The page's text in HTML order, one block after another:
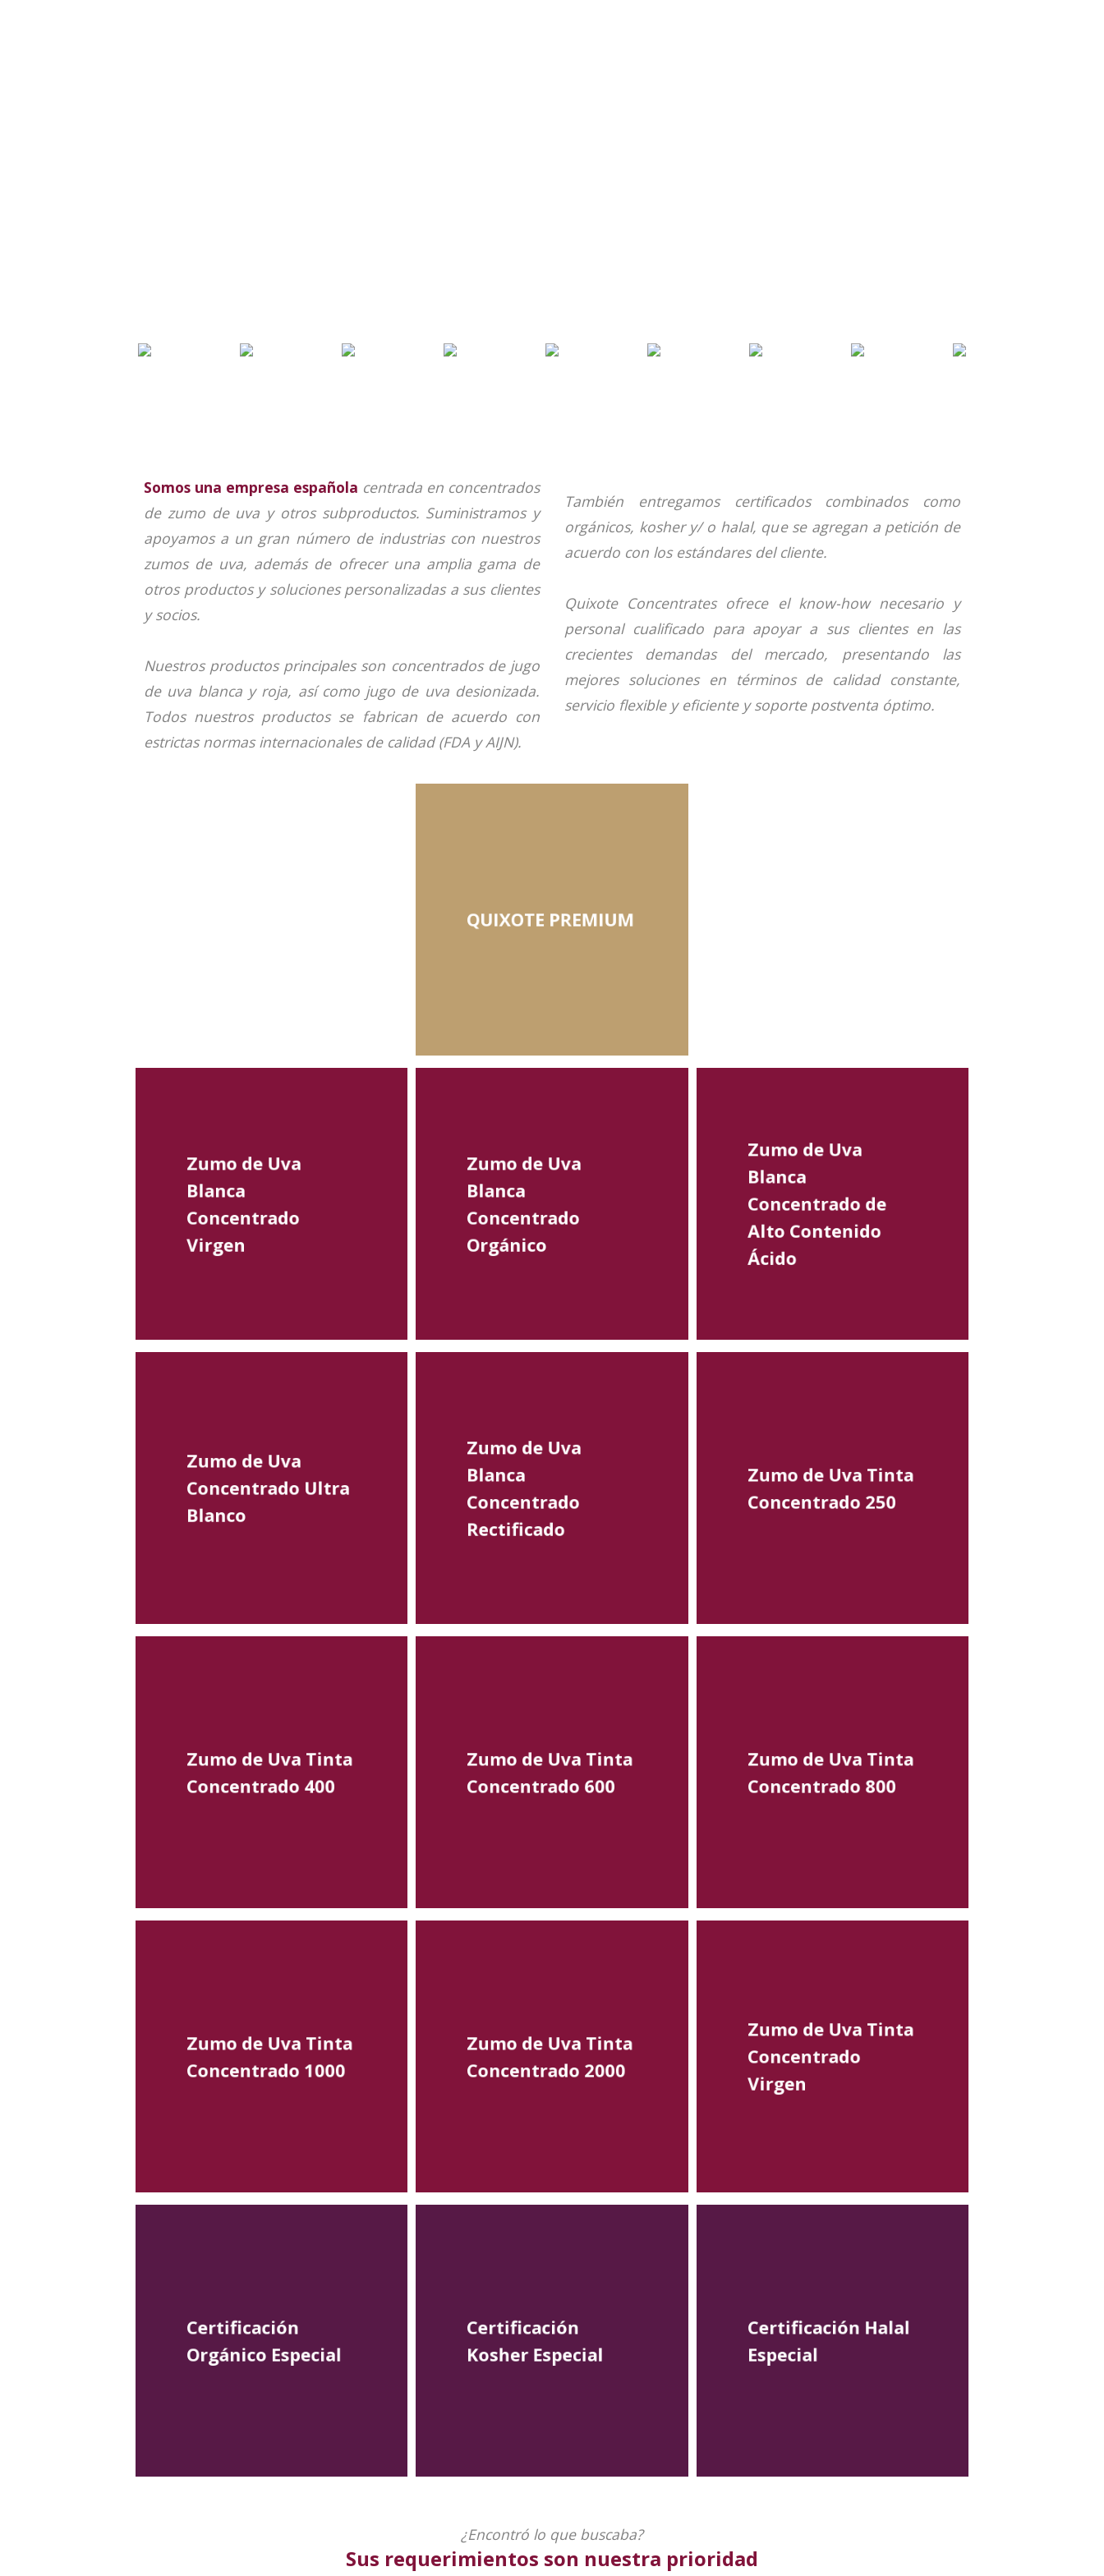
Somos una empresa española centrada en concentrados
de zumo de uva y otros subproductos. Suministramos y
apoyamos a un gran número de industrias con nuestros
zumos de uva, además de ofrecer una amplia gama de
otros productos y soluciones personalizadas a sus clientes
y socios.
Nuestros productos principales son concentrados de jugo
de uva blanca y roja, así como jugo de uva desionizada.
Todos nuestros productos se fabrican de acuerdo con
estrictas normas internacionales de calidad (FDA y AIJN).
También entregamos certificados combinados como
orgánicos, kosher y/ o halal, que se agregan a petición de
acuerdo con los estándares del cliente.
Quixote Concentrates ofrece el know-how necesario y
personal cualificado para apoyar a sus clientes en las
crecientes demandas del mercado, presentando las
mejores soluciones en términos de calidad constante,
servicio flexible y eficiente y soporte postventa óptimo.
QUIXOTE PREMIUM
Zumo de Uva
Blanca
Concentrado
Virgen
Zumo de Uva
Blanca
Concentrado
Orgánico
Zumo de Uva
Blanca
Concentrado de
Alto Contenido
Ácido
Zumo de Uva
Concentrado Ultra
Blanco
Zumo de Uva
Blanca
Concentrado
Rectificado
Zumo de Uva Tinta
Concentrado 250
Zumo de Uva Tinta
Concentrado 400
Zumo de Uva Tinta
Concentrado 600
Zumo de Uva Tinta
Concentrado 800
Zumo de Uva Tinta
Concentrado 1000
Zumo de Uva Tinta
Concentrado 2000
Zumo de Uva Tinta
Concentrado
Virgen
Certificación
Orgánico Especial
Certificación
Kosher Especial
Certificación Halal
Especial
¿Encontró lo que buscaba?
Sus requerimientos son nuestra prioridad